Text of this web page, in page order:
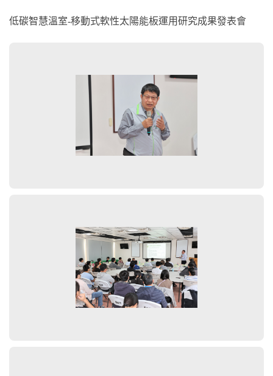
低碳智慧溫室-移動式軟性太陽能板運用研究成果發表會